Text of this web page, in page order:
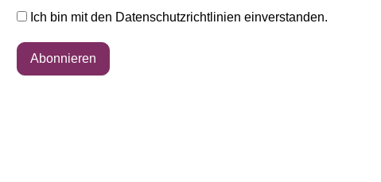
Ich bin mit den Datenschutzrichtlinien einverstanden.